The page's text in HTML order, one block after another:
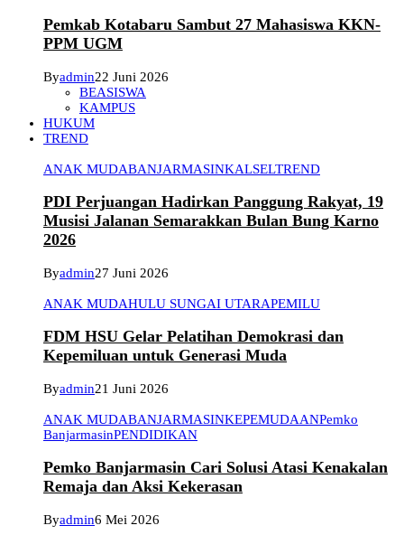
Pemkab Kotabaru Sambut 27 Mahasiswa KKN-
PPM UGM
Byadmin22 Juni 2026
BEASISWA
KAMPUS
HUKUM
TREND
ANAK MUDABANJARMASINKALSELTREND
PDI Perjuangan Hadirkan Panggung Rakyat, 19
Musisi Jalanan Semarakkan Bulan Bung Karno
2026
Byadmin27 Juni 2026
ANAK MUDAHULU SUNGAI UTARAPEMILU
FDM HSU Gelar Pelatihan Demokrasi dan
Kepemiluan untuk Generasi Muda
Byadmin21 Juni 2026
ANAK MUDABANJARMASINKEPEMUDAANPemko
BanjarmasinPENDIDIKAN
Pemko Banjarmasin Cari Solusi Atasi Kenakalan
Remaja dan Aksi Kekerasan
Byadmin6 Mei 2026